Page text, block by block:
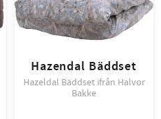
Hazendal Bäddset
Hazeldal Bäddset ifrån Halvor
Bakke